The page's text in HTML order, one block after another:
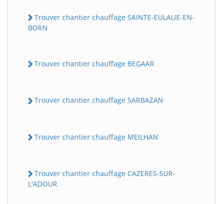
Trouver chantier chauffage SAINTE-EULALIE-EN-
BORN
Trouver chantier chauffage BEGAAR
Trouver chantier chauffage SARBAZAN
Trouver chantier chauffage MEILHAN
Trouver chantier chauffage CAZERES-SUR-
L'ADOUR